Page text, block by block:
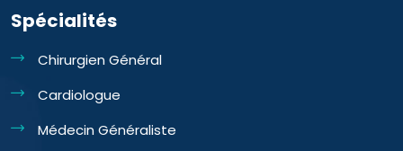
Spécialités
Chirurgien Général
Cardiologue
Médecin Généraliste